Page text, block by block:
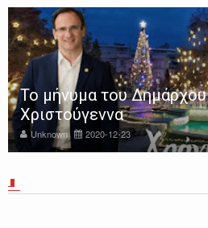
Το μήνυμα του
Χριστούγεννα
Unknown 2020-12-23